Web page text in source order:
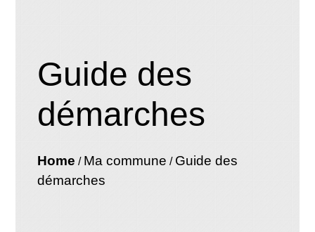
Guide des
démarches
Home / Ma commune / Guide des
démarches